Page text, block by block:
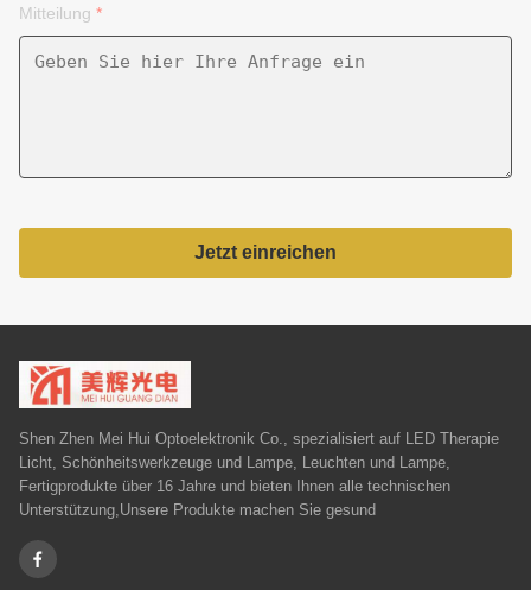
Mitteilung *
Jetzt einreichen
Shen Zhen Mei Hui Optoelektronik Co., spezialisiert auf LED Therapie
Licht, Schönheitswerkzeuge und Lampe, Leuchten und Lampe,
Fertigprodukte über 16 Jahre und bieten Ihnen alle technischen
Unterstützung,Unsere Produkte machen Sie gesund